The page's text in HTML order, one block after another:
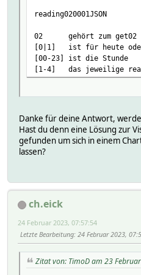
attr EVU_Tibber
attr EVU_Tibber get04Name
attr EVU_Tibber
attr EVU_Tibber group PV
attr EVU_Tibber icon
attr EVU_Tibber
attr EVU_Tibber
attr EVU_Tibber
attr EVU_Tibber
attr EVU_Tibber
attr EVU_Tibber
attr EVU_Tibber
attr EVU_Tibber
attr EVU_Tibber
attr EVU_Tibber
attr EVU_Tibber
reading020001JSON
02 gehört zum get02
[0|1] ist für heute oder
[00-23] ist die Stunde
[1-4] das jeweilige
Danke für deine Antwort,
Hast du denn eine Lösung zur
gefunden um sich in einem
lassen?
ch.eick
24 Februar 2023, 07:57:54
Letzte Bearbeitung: 24 Februar 2023,
Zitat von: TimoD am 23